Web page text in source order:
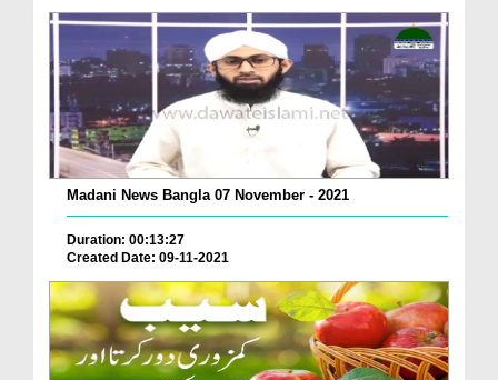
Madani News Bangla 07 November - 2021
Duration: 00:13:27
Created Date: 09-11-2021